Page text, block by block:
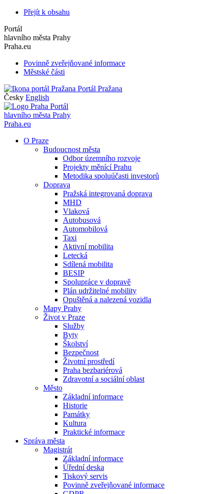
Přejít k obsahu
Portál
hlavního města Prahy
Praha.eu
Povinně zveřejňované informace
Městské části
Portál Pražana
Česky English
Portál
hlavního města Prahy
Praha.eu
O Praze
Budoucnost města
Odbor územního rozvoje
Projekty měnící Prahu
Metodika spoluúčasti investorů
Doprava
Pražská integrovaná doprava
MHD
Vlaková
Autobusová
Automobilová
Taxi
Aktivní mobilita
Letecká
Sdílená mobilita
BESIP
Spolupráce v dopravě
Plán udržitelné mobility
Opuštěná a nalezená vozidla
Mapy Prahy
Život v Praze
Služby
Byty
Školství
Bezpečnost
Životní prostředí
Praha bezbariérová
Zdravotní a sociální oblast
Město
Základní informace
Historie
Památky
Kultura
Praktické informace
Správa města
Magistrát
Základní informace
Úřední deska
Tiskový servis
Povinně zveřejňované informace